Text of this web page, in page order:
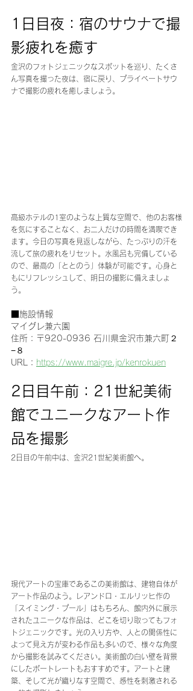
1日目夜：宿のサウナで撮
影疲れを癒す
金沢のフォトジェニックなスポットを巡り、たくさ
ん写真を撮った夜は、宿に戻り、プライベートサウ
ナで撮影の疲れを癒しましょう。
高級ホテルの1室のような上質な空間で、他のお客様
を気にすることなく、お二人だけの時間を満喫でき
ます。今日の写真を見返しながら、たっぷりの汗を
流して旅の疲れをリセット。水風呂も完備している
ので、最高の「ととのう」体験が可能です。心身と
もにリフレッシュして、明日の撮影に備えましょ
う。
■施設情報
マイグレ兼六園
住所：〒920-0936 石川県金沢市兼六町２
−８
URL： https://www.maigre.jp/kenrokuen
2日目午前：21世紀美術
館でユニークなアート作
品を撮影
2日目の午前中は、金沢21世紀美術館へ。
現代アートの宝庫であるこの美術館は、建物自体が
アート作品のよう。レアンドロ・エルリッヒ作の
「スイミング・プール」はもちろん、館内外に展示
されたユニークな作品は、どこを切り取ってもフォ
トジェニックです。光の入り方や、人との関係性に
よって見え方が変わる作品も多いので、様々な角度
から撮影を試みてください。美術館の白い壁を背景
にしたポートレートもおすすめです。アートと建
築、そして光が織りなす空間で、感性を刺激される